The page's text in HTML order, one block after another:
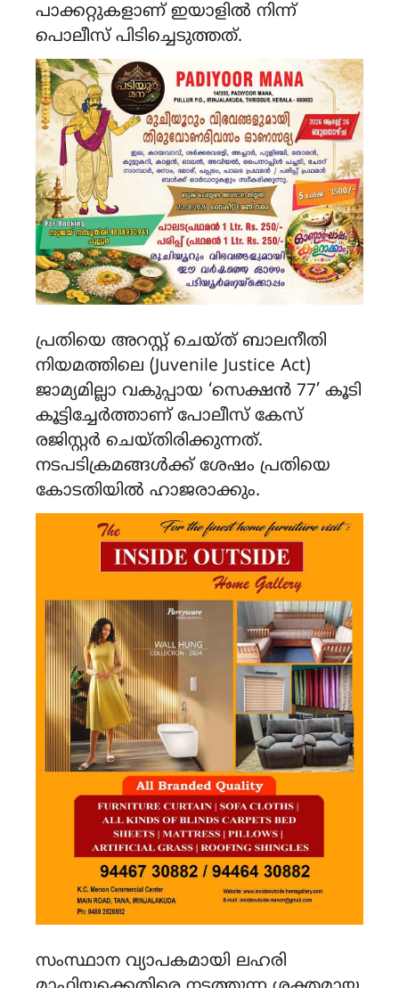
പാക്കറ്റുകളാണ് ഇയാളിൽ നിന്ന്
പൊലീസ് പിടിച്ചെടുത്തത്.
പ്രതിയെ അറസ്റ്റ് ചെയ്ത് ബാലനീതി
നിയമത്തിലെ (Juvenile Justice Act)
ജാമ്യമില്ലാ വകുപ്പായ ‘സെക്ഷൻ 77’ കൂടി
കൂട്ടിച്ചേർത്താണ് പോലീസ് കേസ്
രജിസ്റ്റർ ചെയ്തിരിക്കുന്നത്.
നടപടിക്രമങ്ങൾക്ക് ശേഷം പ്രതിയെ
കോടതിയിൽ ഹാജരാക്കും.
സംസ്ഥാന വ്യാപകമായി ലഹരി